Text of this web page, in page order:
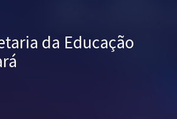
da Educação